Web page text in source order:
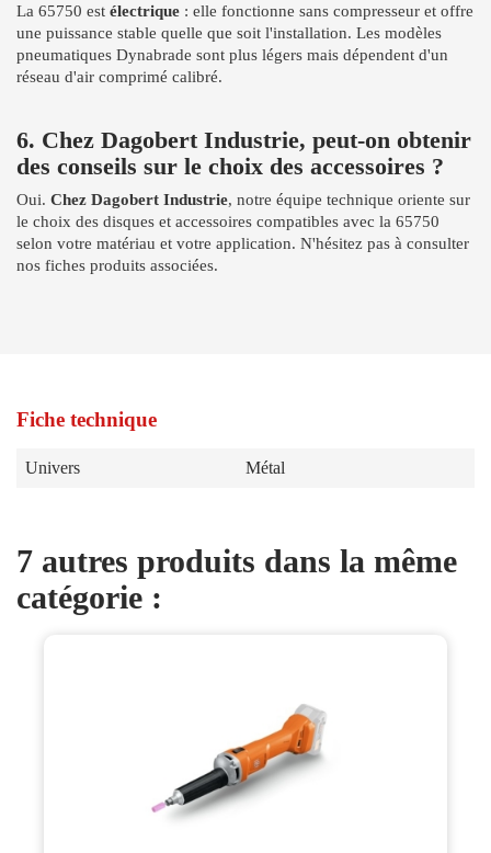
La 65750 est électrique : elle fonctionne sans compresseur et offre
une puissance stable quelle que soit l'installation. Les modèles
pneumatiques Dynabrade sont plus légers mais dépendent d'un
réseau d'air comprimé calibré.
6. Chez Dagobert Industrie, peut-on obtenir
des conseils sur le choix des accessoires ?
Oui. Chez Dagobert Industrie, notre équipe technique oriente sur
le choix des disques et accessoires compatibles avec la 65750
selon votre matériau et votre application. N'hésitez pas à consulter
nos fiches produits associées.
Fiche technique
Univers Métal
7 autres produits dans la même
catégorie :